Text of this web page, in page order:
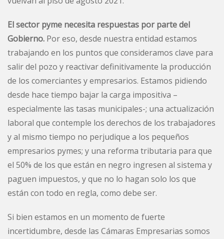
El sector pyme necesita respuestas por parte del
Gobierno. Por eso, desde nuestra entidad estamos
trabajando en los puntos que consideramos clave para
salir del pozo y reactivar definitivamente la producción
de los comerciantes y empresarios. Estamos pidiendo
desde hace tiempo bajar la carga impositiva –
especialmente las tasas municipales-; una actualización
laboral que contemple los derechos de los trabajadores
y al mismo tiempo no perjudique a los pequeños
empresarios pymes; y una reforma tributaria para que
el 50% de los que están en negro ingresen al sistema y
paguen impuestos, y que no lo hagan solo los que
están con todo en regla, como debe ser.
Si bien estamos en un momento de fuerte
incertidumbre, desde las Cámaras Empresarias somos